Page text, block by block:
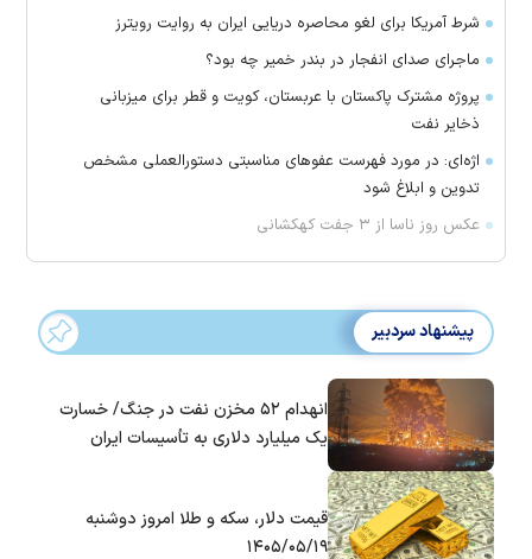
شرط آمریکا برای لغو محاصره دریایی ایران به روایت رویترز
ماجرای صدای انفجار در بندر خمیر چه بود؟
پروژه مشترک پاکستان با عربستان، کویت و قطر برای میزبانی
ذخایر نفت
اژه‌ای: در مورد فهرست عفو‌های مناسبتی دستورالعملی مشخص
تدوین و ابلاغ شود
عکس روز ناسا از ۳ جفت کهکشانی
پیشنهاد سردبیر
انهدام ۵۲ مخزن نفت در جنگ/ خسارت
یک میلیارد دلاری به تأسیسات ایران
قیمت دلار، سکه و طلا امروز دوشنبه
۱۴۰۵/۰۵/۱۹